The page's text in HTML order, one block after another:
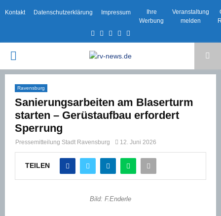
Kontakt Datenschutzerklärung Impressum
Ihre
Werbung
Veranstaltung
melden
Facebook
TwitterInstagram
Email
PRIMARY
MENU
Ravensburg
Sanierungsarbeiten am Blaserturm
starten – Gerüstaufbau erfordert
Sperrung
Pressemitteilung Stadt Ravensburg 12. Juni 2026
TEILEN
Bild: F.Enderle